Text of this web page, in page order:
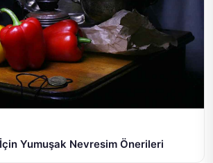
Yumuşak Nevresim Önerileri